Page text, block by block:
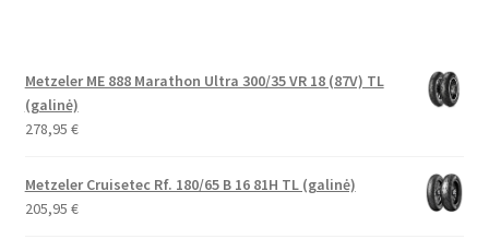
Metzeler ME 888 Marathon Ultra 300/35 VR 18 (87V) TL
(galinė)
278,95 €
Metzeler Cruisetec Rf. 180/65 B 16 81H TL (galinė)
205,95 €